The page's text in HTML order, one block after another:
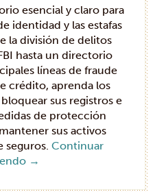
esencial y claro para
identidad y las estafas
la división de delitos
hasta un directorio
líneas de fraude
crédito, aprenda los
sus registros e
de protección
sus activos
seguros. Continuar
→